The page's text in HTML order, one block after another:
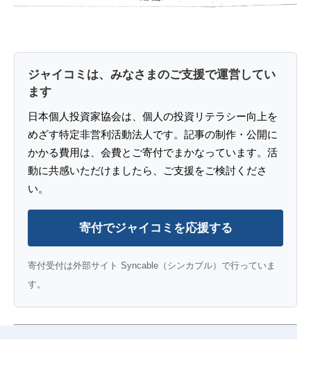
ジャイコミは、みなさまのご支援で運営してい
ます
日本個人投資家協会は、個人の投資リテラシー向上を
めざす特定非営利活動法人です。記事の制作・公開に
かかる費用は、会費とご寄付でまかなっています。活
動に共感いただけましたら、ご支援をご検討くださ
い。
寄付でジャイコミを応援する
寄付受付は外部サイト Syncable（シンカブル）で行っていま
す。